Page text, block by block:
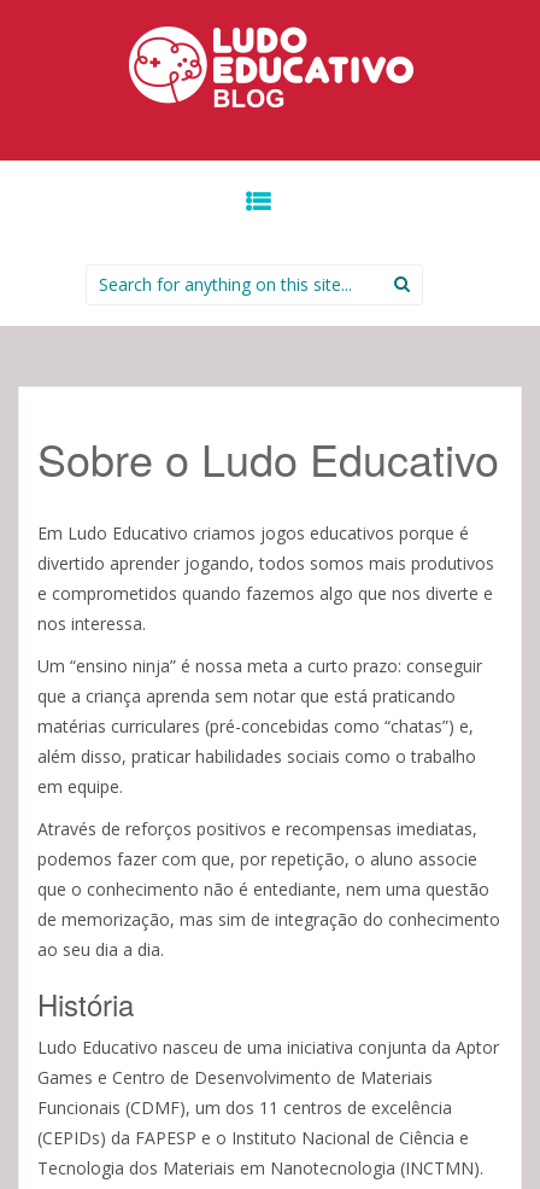
Search for:
Sobre o Ludo Educativo
Em Ludo Educativo criamos jogos educativos porque é
divertido aprender jogando, todos somos mais produtivos
e comprometidos quando fazemos algo que nos diverte e
nos interessa.
Um “ensino ninja” é nossa meta a curto prazo: conseguir
que a criança aprenda sem notar que está praticando
matérias curriculares (pré-concebidas como “chatas”) e,
além disso, praticar habilidades sociais como o trabalho
em equipe.
Através de reforços positivos e recompensas imediatas,
podemos fazer com que, por repetição, o aluno associe
que o conhecimento não é entediante, nem uma questão
de memorização, mas sim de integração do conhecimento
ao seu dia a dia.
História
Ludo Educativo nasceu de uma iniciativa conjunta da Aptor
Games e Centro de Desenvolvimento de Materiais
Funcionais (CDMF), um dos 11 centros de excelência
(CEPIDs) da FAPESP e o Instituto Nacional de Ciência e
Tecnologia dos Materiais em Nanotecnologia (INCTMN).